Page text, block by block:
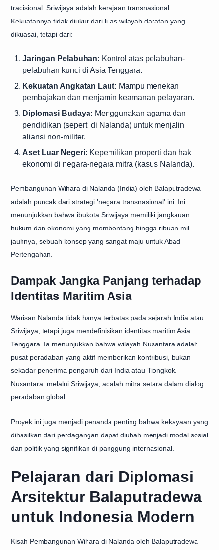
tradisional. Sriwijaya adalah kerajaan transnasional.
Kekuatannya tidak diukur dari luas wilayah daratan yang
dikuasai, tetapi dari:
Jaringan Pelabuhan: Kontrol atas pelabuhan-
pelabuhan kunci di Asia Tenggara.
Kekuatan Angkatan Laut: Mampu menekan
pembajakan dan menjamin keamanan pelayaran.
Diplomasi Budaya: Menggunakan agama dan
pendidikan (seperti di Nalanda) untuk menjalin
aliansi non-militer.
Aset Luar Negeri: Kepemilikan properti dan hak
ekonomi di negara-negara mitra (kasus Nalanda).
Pembangunan Wihara di Nalanda (India) oleh Balaputradewa
adalah puncak dari strategi 'negara transnasional' ini. Ini
menunjukkan bahwa ibukota Sriwijaya memiliki jangkauan
hukum dan ekonomi yang membentang hingga ribuan mil
jauhnya, sebuah konsep yang sangat maju untuk Abad
Pertengahan.
Dampak Jangka Panjang terhadap
Identitas Maritim Asia
Warisan Nalanda tidak hanya terbatas pada sejarah India atau
Sriwijaya, tetapi juga mendefinisikan identitas maritim Asia
Tenggara. Ia menunjukkan bahwa wilayah Nusantara adalah
pusat peradaban yang aktif memberikan kontribusi, bukan
sekadar penerima pengaruh dari India atau Tiongkok.
Nusantara, melalui Sriwijaya, adalah mitra setara dalam dialog
peradaban global.
Proyek ini juga menjadi penanda penting bahwa kekayaan yang
dihasilkan dari perdagangan dapat diubah menjadi modal sosial
dan politik yang signifikan di panggung internasional.
Pelajaran dari Diplomasi
Arsitektur Balaputradewa
untuk Indonesia Modern
Kisah Pembangunan Wihara di Nalanda oleh Balaputradewa